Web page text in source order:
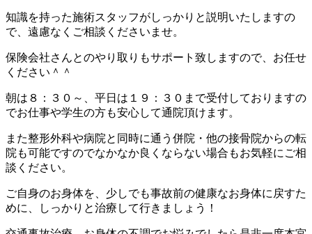
知識を持った施術スタッフがしっかりと説明いたしますの
で、遠慮なくご相談くださいませ。
保険会社さんとのやり取りもサポート致しますので、お任せ
ください＾＾
朝は８：３０～、平日は１９：３０まで受付しておりますの
でお仕事や学生の方も安心して通院頂けます。
また整形外科や病院と同時に通う併院・他の接骨院からの転
院も可能ですのでなかなか良くならない場合もお気軽にご相
談ください。
ご自身のお身体を、少しでも事故前の健康なお身体に戻すた
めに、しっかりと治療して行きましょう！